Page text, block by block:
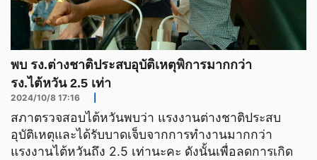
พบ รง.ต่างชาติประสบอุบัติเหตุพิการมากกว่า
รง.ไต้หวัน 2.5 เท่า
2024/10/8 17:16
สภาตรวจสอบไต้หวันพบว่า แรงงานต่างชาติประสบ
อุบัติเหตุและได้รับบาดเจ็บจากการทำงานมากกว่า
แรงงานไต้หวันถึง 2.5 เท่านะคะ ดังนั้นเพื่อลดการเกิด